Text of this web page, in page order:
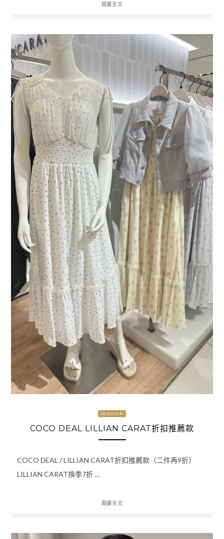
閱讀全文
FASHION
COCO DEAL LILLIAN CARAT折扣推薦款
COCO DEAL / LILLIAN CARAT折扣推薦款（二件再9折）
LILLIAN CARAT換季7折 …
閱讀全文